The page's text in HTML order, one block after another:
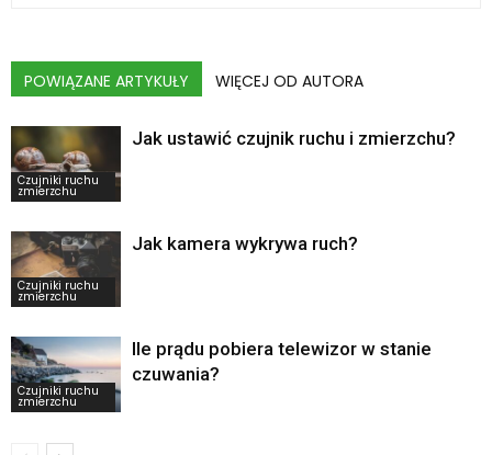
POWIĄZANE ARTYKUŁY WIĘCEJ OD AUTORA
Czujniki ruchu
zmierzchu
Jak ustawić czujnik ruchu i zmierzchu?
Czujniki ruchu
zmierzchu
Jak kamera wykrywa ruch?
Czujniki ruchu
zmierzchu
Ile prądu pobiera telewizor w stanie
czuwania?